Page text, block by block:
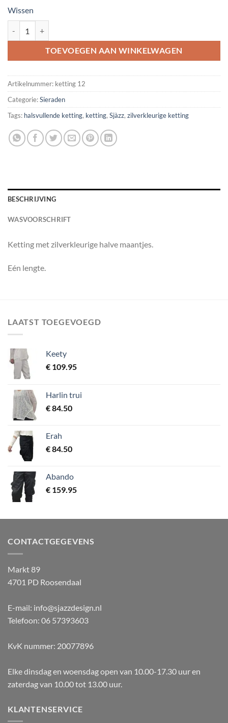
Wissen
TOEVOEGEN AAN WINKELWAGEN
Artikelnummer: ketting 12
Categorie:Sieraden
Tags: halsvullende ketting, ketting, Sjàzz, zilverkleurige ketting
BESCHRIJVING
WASVOORSCHRIFT
Ketting met zilverkleurige halve maantjes.
Eén lengte.
LAATST TOEGEVOEGD
Keety
€ 109.95
Harlin trui
€84.50
Erah
€84.50
Abando
€ 159.95
CONTACTGEGEVENS
Markt 89
4701 PD Roosendaal
E-mail: info@sjazzdesign.nl
Telefoon: 06 57393603
KvK nummer: 20077896
Elke dinsdag en woensdag open van 10.00-17.30 uur en
zaterdag van 10.00 tot 13.00 uur.
KLANTENSERVICE